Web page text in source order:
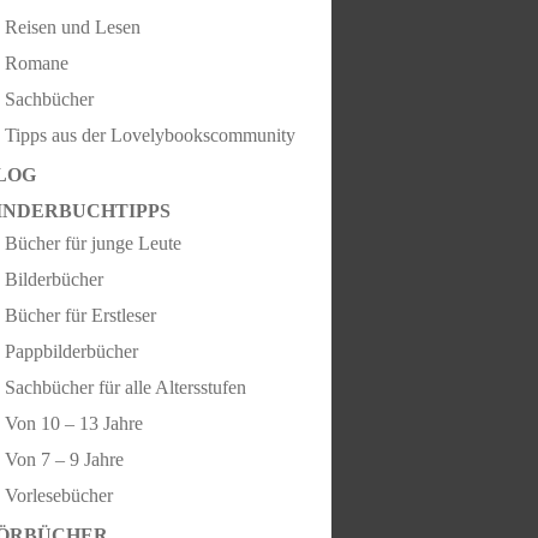
Reisen und Lesen
Romane
Sachbücher
Tipps aus der Lovelybookscommunity
Bücher für junge Leute
Bilderbücher
Bücher für Erstleser
Pappbilderbücher
Sachbücher für alle Altersstufen
Von 10 – 13 Jahre
Von 7 – 9 Jahre
Vorlesebücher